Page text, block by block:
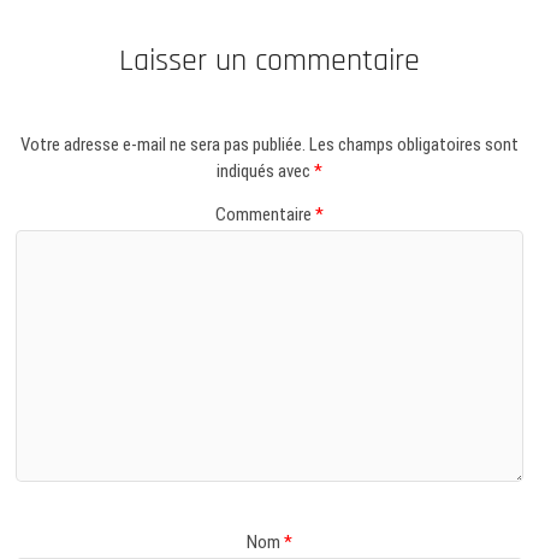
Laisser un commentaire
Votre adresse e-mail ne sera pas publiée. Les champs obligatoires sont
indiqués avec *
Commentaire *
Nom *